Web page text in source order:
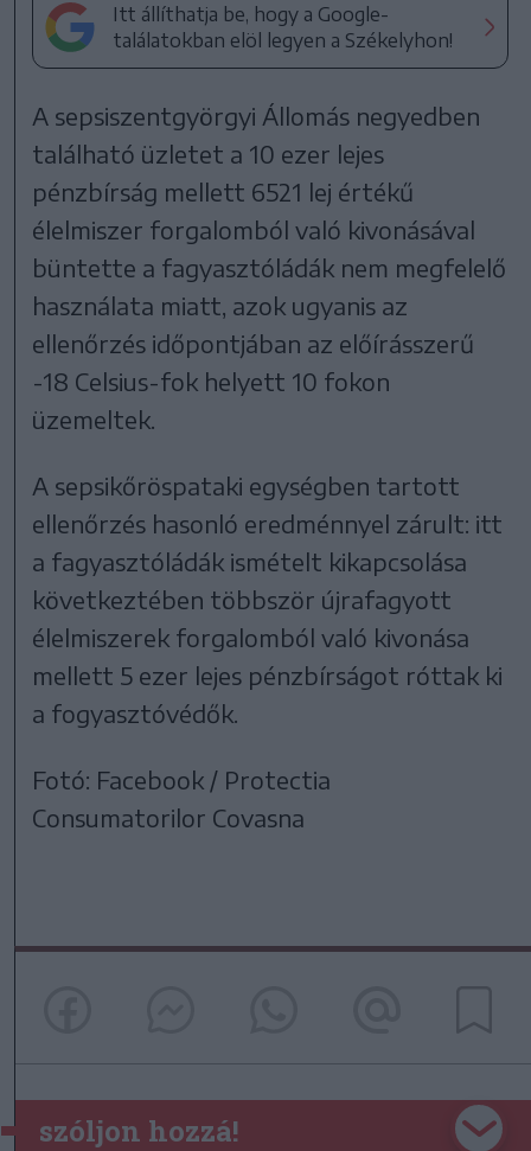
Itt állíthatja be, hogy a Google-
találatokban elöl legyen a Székelyhon!
A sepsiszentgyörgyi Állomás negyedben
található üzletet a 10 ezer lejes
pénzbírság mellett 6521 lej értékű
élelmiszer forgalomból való kivonásával
büntette a fagyasztóládák nem megfelelő
használata miatt, azok ugyanis az
ellenőrzés időpontjában az előírásszerű
-18 Celsius-fok helyett 10 fokon
üzemeltek.
A sepsikőröspataki egységben tartott
ellenőrzés hasonló eredménnyel zárult: itt
a fagyasztóládák ismételt kikapcsolása
következtében többször újrafagyott
élelmiszerek forgalomból való kivonása
mellett 5 ezer lejes pénzbírságot róttak ki
a fogyasztóvédők.
Fotó: Facebook / Protectia
Consumatorilor Covasna
szóljon hozzá!